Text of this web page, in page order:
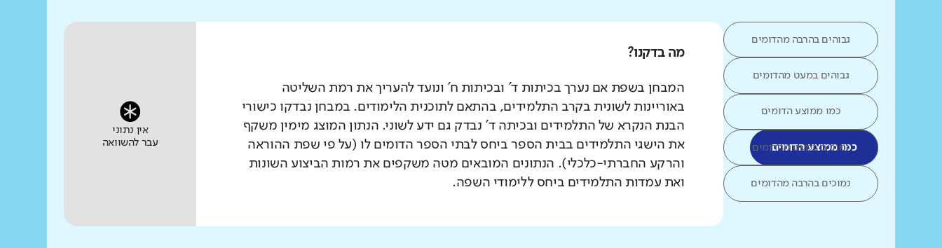
גבוהים בהרבה מהדומים
גבוהים במעט מהדומים
כמו ממוצע הדומים
כמו ממוצע הדומים
נמוכים במעט מהדומים
נמוכים בהרבה מהדומים
מה בדקנו?
המבחן בשפת אם נערך בכיתות ד' ובכיתות ח' ונועד להעריך את רמת השליטה
באוריינות לשונית בקרב התלמידים, בהתאם לתוכנית הלימודים. במבחן נבדקו כישורי
הבנת הנקרא של התלמידים ובכיתה ד' נבדק גם ידע לשוני. הנתון המוצג מימין משקף
את הישגי התלמידים בבית הספר ביחס לבתי הספר הדומים לו (על פי שפת ההוראה
והרקע החברתי-כלכלי). הנתונים המובאים מטה משקפים את רמות הביצוע השונות
ואת עמדות התלמידים ביחס ללימודי השפה.
אין נתוני
עבר להשוואה